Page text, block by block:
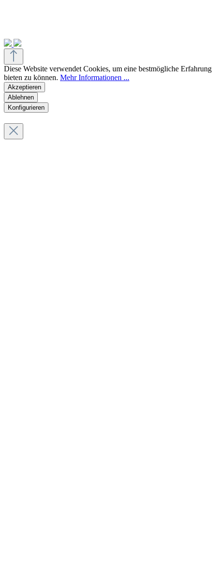
Diese Website verwendet Cookies, um eine bestmögliche Erfahrung
bieten zu können. Mehr Informationen ...
Akzeptieren
Ablehnen
Konfigurieren